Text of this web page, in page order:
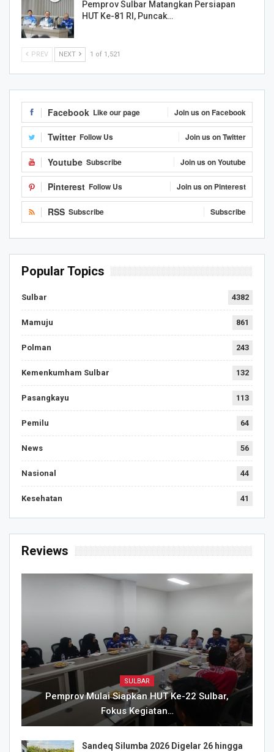
Pemprov Sulbar Matangkan Persiapan
HUT Ke-81 RI, Puncak…
PREV NEXT 1 of 1,521
Facebook Like our page Join us on Facebook
Twitter Follow Us Join us on Twitter
Youtube Subscribe Join us on Youtube
Pinterest Follow Us Join us on Pinterest
RSS Subscribe Subscribe
Popular Topics
Sulbar 4382
Mamuju 861
Polman 243
Kemenkumham Sulbar 132
Pasangkayu 113
Pemilu 64
News 56
Nasional 44
Kesehatan 41
Reviews
SULBAR
Pemprov Mulai Siapkan HUT Ke-22 Sulbar,
Fokus Kegiatan…
Sandeq Silumba 2026 Digelar 26 hingga